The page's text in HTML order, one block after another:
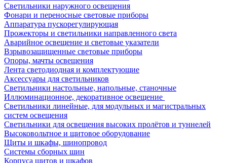
Светильники наружного освещения
Фонари и переносные световые приборы
Аппаратура пускорегулирующая
Прожекторы и светильники направленного света
Аварийное освещение и световые указатели
Взрывозащищенные световые приборы
Опоры, мачты освещения
Лента светодиодная и комплектующие
Аксессуары для светильников
Светильники настольные, напольные, станочные
Иллюминационное, декоративное освещение
Светильники линейные, для модульных и магистральных
систем освещения
Светильники для освещения высоких пролётов и туннелей
Высоковольтное и щитовое оборудование
Щиты и шкафы, шинопровод
Системы сборных шин
Корпуса щитов и шкафов